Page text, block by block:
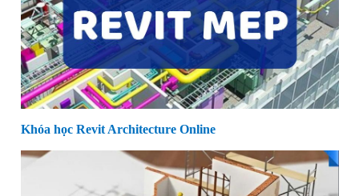
Khóa học Revit Architecture Online